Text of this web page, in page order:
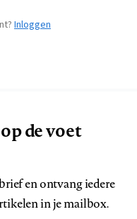
Inloggen
de voet
en ontvang iedere
in je mailbox.